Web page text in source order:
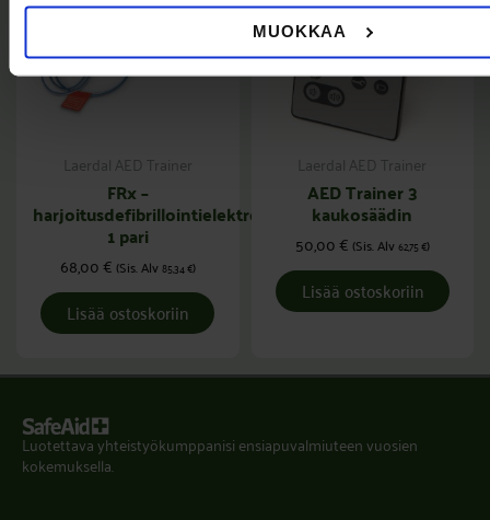
MUOKKAA
Laerdal AED Trainer
FRx –
harjoitusdefibrillointielektrodit,
1 pari
68,00€(Sis. Alv85,34€)
Lisää ostoskoriin
Laerdal AED Trainer
AED Trainer 3
kaukosäädin
50,00€(Sis. Alv62,75€)
Lisää ostoskoriin
Luotettava yhteistyökumppanisi ensiapuvalmiuteen vuosien
kokemuksella.